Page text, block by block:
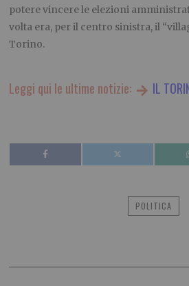
potere vincere le elezioni
volta era, per il centro sinistra, il
Torino.
Leggi qui le ultime notizie: IL
POLITICA